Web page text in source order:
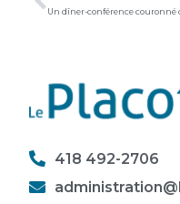
418 492-2706